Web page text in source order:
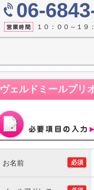
06-
１０：００～１９
ヴェルドミールプリ
必須
お名前